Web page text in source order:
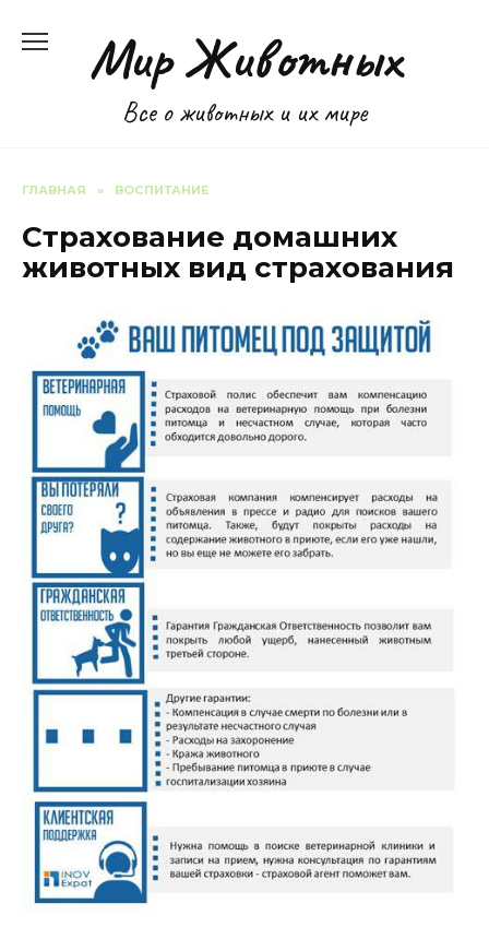
содержаниюМир Животных
Все о животных и их мире
ГЛАВНАЯ » ВОСПИТАНИЕ
Страхование домашних
животных вид страхования